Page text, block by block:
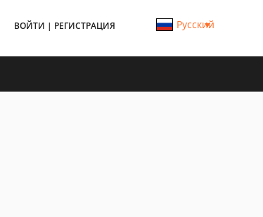
ВОЙТИ | РЕГИСТРАЦИЯ Русский